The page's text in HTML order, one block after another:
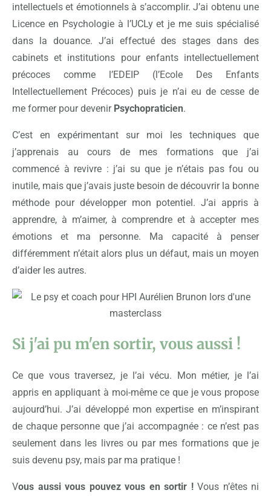
intellectuels et émotionnels à s’accomplir. J’ai obtenu une
Licence en Psychologie à l’UCLy et je me suis spécialisé
dans la douance. J’ai effectué des stages dans des
cabinets et institutions pour enfants intellectuellement
précoces comme l’EDEIP (l’Ecole Des Enfants
Intellectuellement Précoces) puis je n’ai eu de cesse de
me former pour devenir Psychopraticien.
C’est en expérimentant sur moi les techniques que
j’apprenais au cours de mes formations que j’ai
commencé à revivre : j’ai su que je n’étais pas fou ou
inutile, mais que j’avais juste besoin de découvrir la bonne
méthode pour développer mon potentiel. J’ai appris à
apprendre, à m’aimer, à comprendre et à accepter mes
émotions et ma personne. Ma capacité à penser
différemment n’était alors plus un défaut, mais un moyen
d’aider les autres.
Si j'ai pu m'en sortir, vous aussi !
Ce que vous traversez, je l’ai vécu. Mon métier, je l’ai
appris en appliquant à moi-même ce que je vous propose
aujourd’hui. J’ai développé mon expertise en m’inspirant
de chaque personne que j’ai accompagnée : ce n’est pas
seulement dans les livres ou par mes formations que je
suis devenu psy, mais par ma pratique !
Vous aussi vous pouvez vous en sortir !Vous n’êtes ni